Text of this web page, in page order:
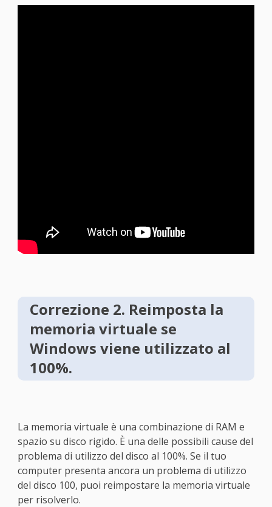
Correzione 2. Reimposta la
memoria virtuale se
Windows viene utilizzato al
100%.
La memoria virtuale è una combinazione di RAM e
spazio su disco rigido. È una delle possibili cause del
problema di utilizzo del disco al 100%. Se il tuo
computer presenta ancora un problema di utilizzo
del disco 100, puoi reimpostare la memoria virtuale
per risolverlo.